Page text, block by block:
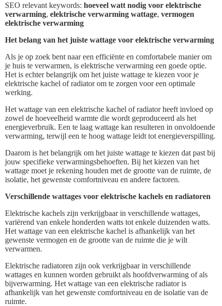
SEO relevant keywords: hoeveel watt nodig voor elektrische
verwarming, elektrische verwarming wattage, vermogen
elektrische verwarming
Het belang van het juiste wattage voor elektrische verwarming
Als je op zoek bent naar een efficiënte en comfortabele manier om
je huis te verwarmen, is elektrische verwarming een goede optie.
Het is echter belangrijk om het juiste wattage te kiezen voor je
elektrische kachel of radiator om te zorgen voor een optimale
werking.
Het wattage van een elektrische kachel of radiator heeft invloed op
zowel de hoeveelheid warmte die wordt geproduceerd als het
energieverbruik. Een te laag wattage kan resulteren in onvoldoende
verwarming, terwijl een te hoog wattage leidt tot energieverspilling.
Daarom is het belangrijk om het juiste wattage te kiezen dat past bij
jouw specifieke verwarmingsbehoeften. Bij het kiezen van het
wattage moet je rekening houden met de grootte van de ruimte, de
isolatie, het gewenste comfortniveau en andere factoren.
Verschillende wattages voor elektrische kachels en radiatoren
Elektrische kachels zijn verkrijgbaar in verschillende wattages,
variërend van enkele honderden watts tot enkele duizenden watts.
Het wattage van een elektrische kachel is afhankelijk van het
gewenste vermogen en de grootte van de ruimte die je wilt
verwarmen.
Elektrische radiatoren zijn ook verkrijgbaar in verschillende
wattages en kunnen worden gebruikt als hoofdverwarming of als
bijverwarming. Het wattage van een elektrische radiator is
afhankelijk van het gewenste comfortniveau en de isolatie van de
ruimte.